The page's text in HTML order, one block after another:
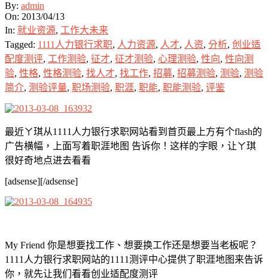
By: admin
On: 2013/04/13
In: 就业资源, 工作大未来
Tagged: 1111人力银行求职, 人力资源, 人才, 人资, 分析, 创业适
配度测评, 工作测验, 征才, 征才测验, 心理测验, 性向, 性向测
验, 性格, 性格测验, 找人才, 找工作, 招募, 招募测验, 测验, 测验
简介, 测验评量, 职场测验, 职涯, 职能, 职能测验, 评鉴
最近ㄚ琪从1111人力银行求职网站看到首页最上方有个flash的
广告横幅，上面写着职涯地图 告诉你！这样的字眼，让ㄚ琪
很好奇地点进去看看
[adsense][/adsense]
My Friend 你是想要找工作、想要换工作还是想要当老板呢？
1111人力银行求职网站的1111测评中心提供了职涯地图来告诉
你，就先让我们看看创业适配度测评